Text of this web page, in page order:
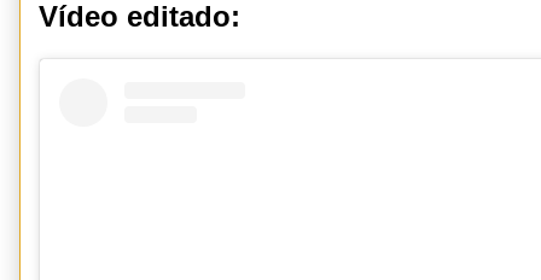
Vídeo editado: